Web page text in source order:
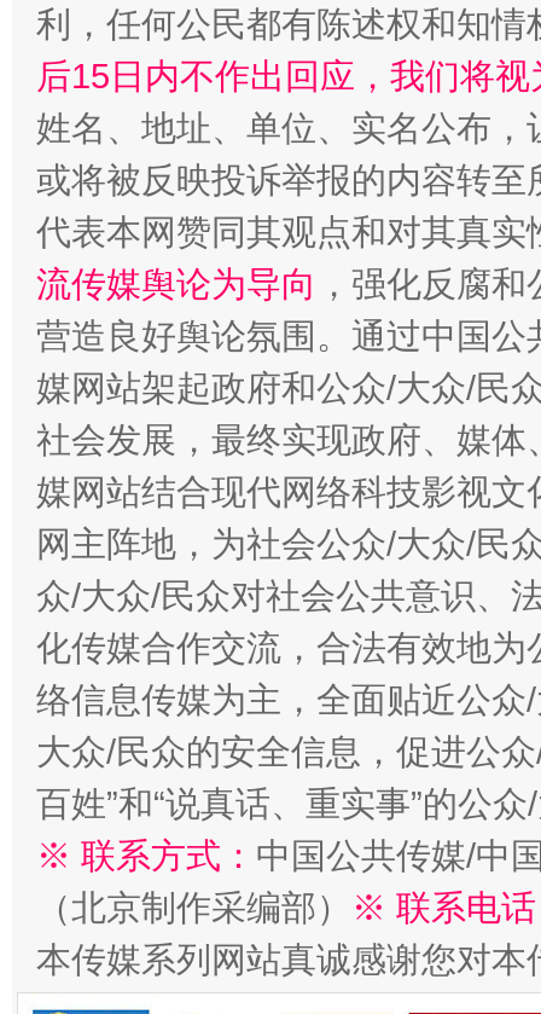
在谋一域中谋全局
今
习近平的博鳌关键词
魏明亮
利，任何公民都有陈述权和知情
后15日内不作出回应，我们将
姓名、地址、单位、实名公布
或将被反映投诉举报的内容转
代表本网赞同其观点和对其真实
流传媒舆论为导向 ，强化反腐
营造良好舆论氛围。通过中国
媒网站架起政府和公众/大众/民
社会发展，最终实现政府、媒
媒网站结合现代网络科技影视
网主阵地，为社会公众/大众/民
众/大众/民众对社会公共意识、
化传媒合作交流，合法有效地
络信息传媒为主，全面贴近公
大众/民众的安全信息，促进公
百姓”和“说真话、重实事”的公
※ 联系方式： 中国公共传媒/中
（北京制作采编部）
※ 联系电
本传媒系列网站真诚感谢您对